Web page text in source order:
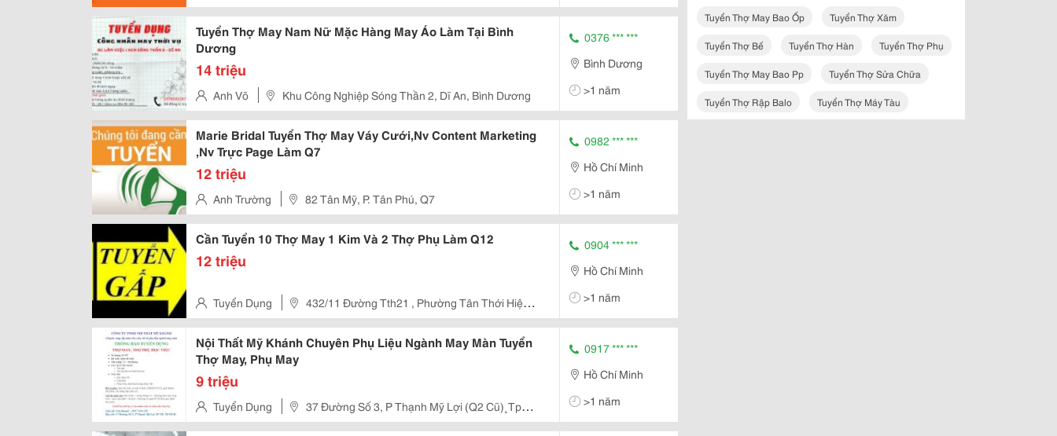
Tuyển Thợ May Nam Nữ Mặc Hàng May Áo Làm Tại Bình
Dương
14 triệu
Anh Võ Khu Công Nghiệp Sóng Thần 2, Dĩ An, Bình Dương
0376 *** ***
Bình Dương
>1 năm
Marie Bridal Tuyển Thợ May Váy Cưới,Nv Content Marketing
,Nv Trực Page Làm Q7
12 triệu
Anh Trường 82 Tân Mỹ, P. Tân Phú, Q7
0982 *** ***
Hồ Chí Minh
>1 năm
Cần Tuyển 10 Thợ May 1 Kim Và 2 Thợ Phụ Làm Q12
12 triệu
Tuyển Dụng
432/11 Đường Tth21 , Phường Tân Thới Hiệp ,
Quận 12 ( Gần Bệnh Viện Quận 12 )
0904 *** ***
Hồ Chí Minh
>1 năm
Nội Thất Mỹ Khánh Chuyên Phụ Liệu Ngành May Màn Tuyển
Thợ May, Phụ May
9 triệu
Tuyển Dụng
37 Đường Số 3, P Thạnh Mỹ Lợi (Q2 Cũ)¸Tp
Thủ Đức
0917 *** ***
Hồ Chí Minh
>1 năm
Tuyển Thợ May Bao Ốp Tuyển Thợ Xăm
Tuyển Thợ Bế Tuyển Thợ Hàn Tuyển Thợ Phụ
Tuyển Thợ May Bao Pp Tuyển Thợ Sửa Chữa
Tuyển Thợ Rập Balo Tuyển Thợ Máy Tàu